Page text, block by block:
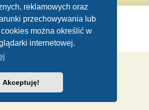
reklamowych oraz
przechowywania lub
można określić w
internetowej.
Akceptuję!
Dinozaury.com
© 2006-2020
phpBB
® Forum Software © phpBB Limited
pakiet językowy dostarczaphpBB.pl
ochrony danych osobowych|Regulamin